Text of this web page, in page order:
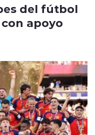
del fútbol
apoyo